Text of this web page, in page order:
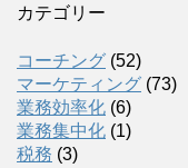
カテゴリー
コーチング (52)
マーケティング (73)
業務効率化 (6)
業務集中化 (1)
税務 (3)